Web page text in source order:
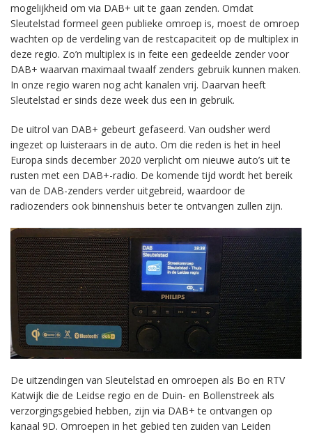
mogelijkheid om via DAB+ uit te gaan zenden. Omdat
Sleutelstad formeel geen publieke omroep is, moest de omroep
wachten op de verdeling van de restcapaciteit op de multiplex in
deze regio. Zo’n multiplex is in feite een gedeelde zender voor
DAB+ waarvan maximaal twaalf zenders gebruik kunnen maken.
In onze regio waren nog acht kanalen vrij. Daarvan heeft
Sleutelstad er sinds deze week dus een in gebruik.
De uitrol van DAB+ gebeurt gefaseerd. Van oudsher werd
ingezet op luisteraars in de auto. Om die reden is het in heel
Europa sinds december 2020 verplicht om nieuwe auto’s uit te
rusten met een DAB+-radio. De komende tijd wordt het bereik
van de DAB-zenders verder uitgebreid, waardoor de
radiozenders ook binnenshuis beter te ontvangen zullen zijn.
De uitzendingen van Sleutelstad en omroepen als Bo en RTV
Katwijk die de Leidse regio en de Duin- en Bollenstreek als
verzorgingsgebied hebben, zijn via DAB+ te ontvangen op
kanaal 9D. Omroepen in het gebied ten zuiden van Leiden